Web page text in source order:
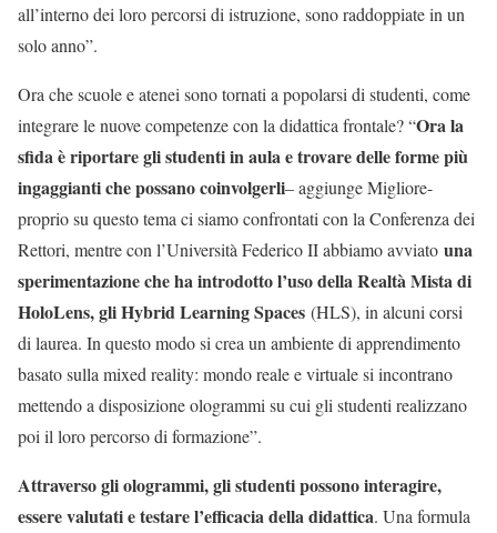
all’interno dei loro percorsi di istruzione, sono raddoppiate in un
solo anno”.
Ora che scuole e atenei sono tornati a popolarsi di studenti, come
integrare le nuove competenze con la didattica frontale? “Ora la
sfida è riportare gli studenti in aula e trovare delle forme più
ingaggianti che possano coinvolgerli– aggiunge Migliore-
proprio su questo tema ci siamo confrontati con la Conferenza dei
Rettori, mentre con l’Università Federico II abbiamo avviato una
sperimentazione che ha introdotto l’uso della Realtà Mista di
HoloLens, gli Hybrid Learning Spaces (HLS), in alcuni corsi
di laurea. In questo modo si crea un ambiente di apprendimento
basato sulla mixed reality: mondo reale e virtuale si incontrano
mettendo a disposizione ologrammi su cui gli studenti realizzano
poi il loro percorso di formazione”.
Attraverso gli ologrammi, gli studenti possono interagire,
essere valutati e testare l’efficacia della didattica. Una formula